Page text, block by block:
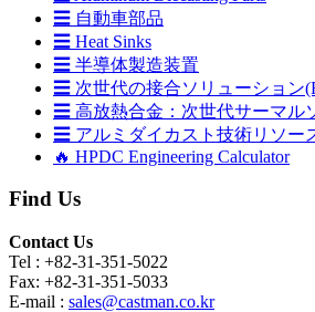
☰ 自動車部品
☰ Heat Sinks
☰ 半導体製造装置
☰ 次世代の接合ソリューション
☰ 高放熱合金：次世代サーマル
☰ アルミダイカスト技術リソー
🔥 HPDC Engineering Calculator
Find Us
Contact Us
Tel : +82-31-351-5022
Fax: +82-31-351-5033
E-mail : sales@castman.co.kr